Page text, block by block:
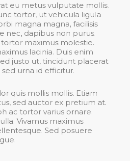
eu metus vulputate mollis.
tortor, ut vehicula ligula
magna magna, facilisis
nec, dapibus non purus.
maximus molestie.
lacinia. Duis enim
justo ut, tincidunt placerat
urna id efficitur.
quis mollis mollis. Etiam
sed auctor ex pretium at.
ac tortor varius ornare.
Vivamus maximus
Sed posuere